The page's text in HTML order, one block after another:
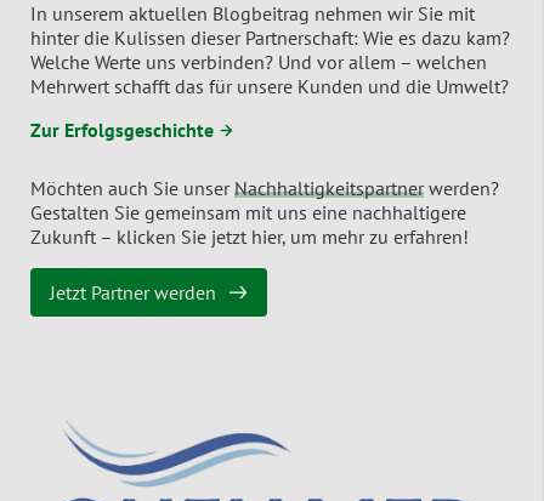
In unserem aktuellen Blogbeitrag nehmen wir Sie mit
hinter die Kulissen dieser Partnerschaft: Wie es dazu kam?
Welche Werte uns verbinden? Und vor allem – welchen
Mehrwert schafft das für unsere Kunden und die Umwelt?
Zur Erfolgsgeschichte →
Möchten auch Sie unserNachhaltigkeitspartnerwerden?
Gestalten Sie gemeinsam mit uns eine nachhaltigere
Zukunft – klicken Sie jetzt hier, um mehr zu erfahren!
Jetzt Partner werden